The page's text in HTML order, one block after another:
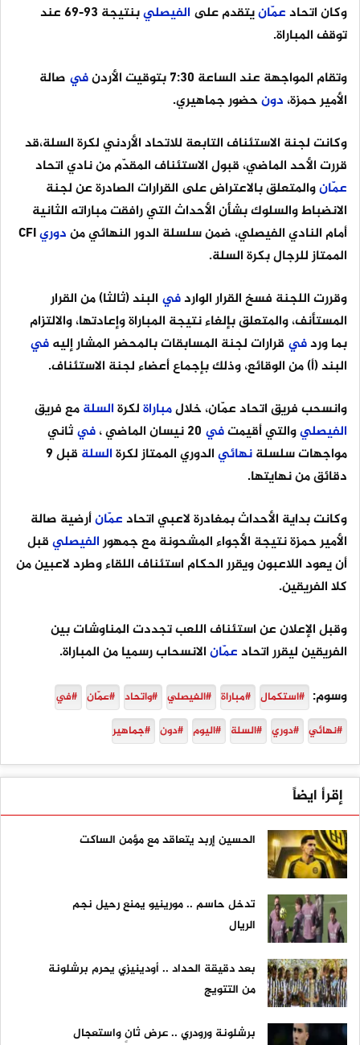
وكان اتحادعمّانيتقدم على الفيصلي
بنتيجة 93-69 عند
توقف المباراة.
وتقام المواجهة عند الساعة 7:30 بتوقيت الأردن
في صالة
الأمير حمزة، دونحضور جماهيري.
وكانت لجنة الاستئناف التابعة للاتحاد الأردني لكرة السلة،قد
قررت الأحد الماضي، قبول الاستئناف المقدّم من نادي اتحاد
عمّانوالمتعلق بالاعتراض على القرارات الصادرة عن لجنة
الانضباط والسلوك بشأن الأحداث التي رافقت مباراته الثانية
أمام النادي الفيصلي، ضمن سلسلة الدور النهائي مندوريCFI
الممتاز للرجال بكرة السلة.
وقررت اللجنة فسخ القرار الواردفي البند (ثالثا) من القرار
المستأنف، والمتعلق بإلغاء نتيجة المباراة وإعادتها، والالتزام
بما وردفي قرارات لجنة المسابقات بالمحضر المشار إليهفي
البند (أ) من الوقائع، وذلك بإجماع أعضاء لجنة الاستئناف.
وانسحب فريق اتحاد عمّان، خلالمباراةلكرةالسلةمع فريق
الفيصليوالتي أقيمتفي فيثاني
مواجهات سلسلةنهائيالدوري الممتاز لكرةالسلة
قبل 9
دقائق من نهايتها.
وكانت بداية الأحداث بمغادرة لاعبي اتحادعمّانأرضية صالة
الأمير حمزة نتيجة الأجواء المشحونة مع جمهورالفيصليقبل
أن يعود اللاعبون ويقرر الحكام استئناف اللقاء وطرد لاعبين من
كلا الفريقين.
وقبل الإعلان عن استئناف اللعب تجددت المناوشات بين
الفريقين ليقرر اتحادعمّانالانسحاب رسميا من المباراة.
وسوم: #استكمال #مباراة #الفيصلي #واتحاد #عمّان #في
#نهائي #دوري #السلة #اليوم #دون #جماهير
إقرأ ايضاً
الحسين إربد يتعاقد مع مؤمن الساكت
تدخل حاسم .. مورينيو يمنع رحيل نجم
الريال
بعد دقيقة الحداد .. أودينيزي يحرم برشلونة
من التتويج
برشلونة ورودري .. عرض ثانٍ واستعجال